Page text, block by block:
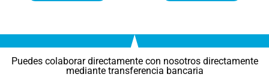
Puedes colaborar directamente con nosotros directamente
mediante transferencia bancaria